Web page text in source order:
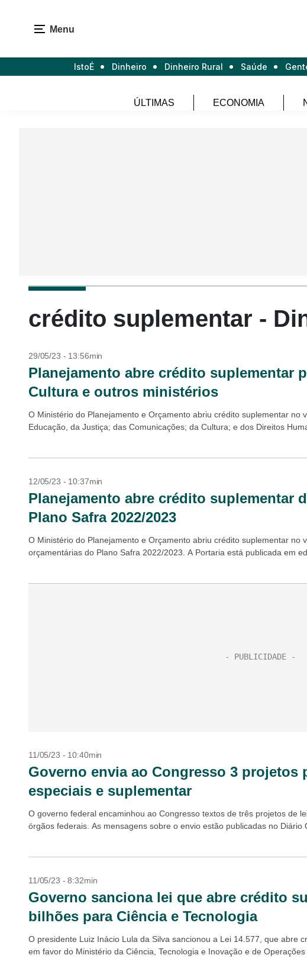
Menu
IstoÉ Dinheiro Dinheiro Rural Saúde
ÚLTIMAS ECONOMIA
crédito suplementar -
29/05/23 - 13:56min
Planejamento abre crédito suplementar
Cultura e outros ministérios
O Ministério do Planejamento e Orçamento abriu crédito suplementar no
Educação, da Justiça; das Comunicações; da Cultura; e dos Direitos
12/05/23 - 10:37min
Planejamento abre crédito suplementar
Plano Safra 2022/2023
O Ministério do Planejamento e Orçamento abriu crédito suplementar no
orçamentárias do Plano Safra 2022/2023. A Portaria está publicada em
11/05/23 - 10:40min
Governo envia ao Congresso 3 projetos
especiais e suplementar
O governo federal encaminhou ao Congresso textos de três projetos de
órgãos federais. As mensagens sobre o envio estão publicadas no Diário
11/05/23 - 8:32min
Governo sanciona lei que abre crédito
bilhões para Ciência e Tecnologia
O presidente Luiz Inácio Lula da Silva sancionou a Lei 14.577, que abre
em favor do Ministério da Ciência, Tecnologia e Inovação e de Operações